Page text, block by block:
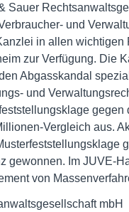
Sauer
und
in allen
zur Verfügung. Die
Abgasskandal
und
Vergleich aus.
gewonnen. Im JUVE-
von
mbH